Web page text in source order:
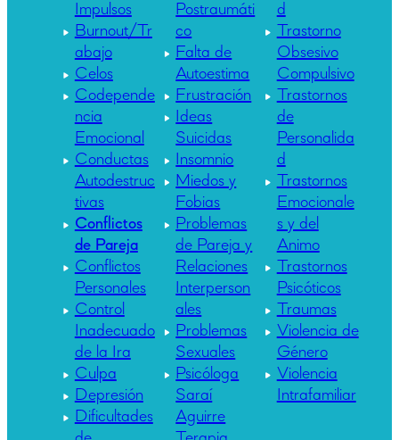
Impulsos
Burnout/Tr
abajo
Celos
Codepende
ncia
Emocional
Conductas
Autodestruc
tivas
Conflictos
de Pareja
Conflictos
Personales
Control
Inadecuado
de la Ira
Culpa
Depresión
Dificultades
Postraumáti
co
Falta de
Autoestima
Frustración
Ideas
Suicidas
Insomnio
Miedos y
Fobias
Problemas
de Pareja y
Relaciones
Interperson
ales
Problemas
Sexuales
Psicóloga
Saraí
Aguirre
d
Trastorno
Obsesivo
Compulsivo
Trastornos
de
Personalida
d
Trastornos
Emocionale
s y del
Animo
Trastornos
Psicóticos
Traumas
Violencia de
Género
Violencia
Intrafamiliar